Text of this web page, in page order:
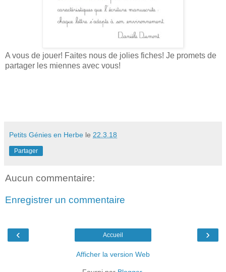
A vous de jouer! Faites nous de jolies fiches! Je promets de
partager les miennes avec vous!
Petits Génies en Herbe le 22.3.18
Partager
Aucun commentaire:
Enregistrer un commentaire
‹ ›
Accueil
Afficher la version Web